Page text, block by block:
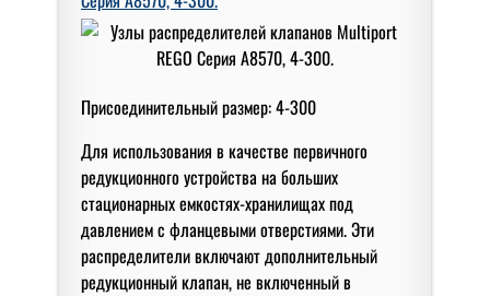
Присоединительный размер: 4-300
Для использования в качестве первичного
редукционного устройства на больших
стационарных емкостях-хранилищах под
давлением с фланцевыми отверстиями. Эти
распределители включают дополнительный
редукционный клапан, не включенный в